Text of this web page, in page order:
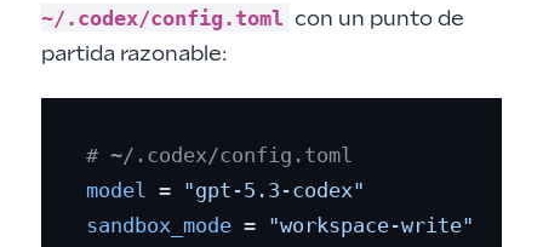
~/.codex/config.toml con un punto de
partida razonable:
# ~/.codex/config.toml
model = "gpt-5.3-codex"
sandbox_mode = "workspace-write"